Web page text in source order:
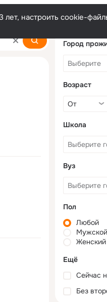
лет, настроить cookie-
Город
Возраст
Школа
Вуз
Пол
Любой
Мужской
Женский
Ещё
Сейчас
Без